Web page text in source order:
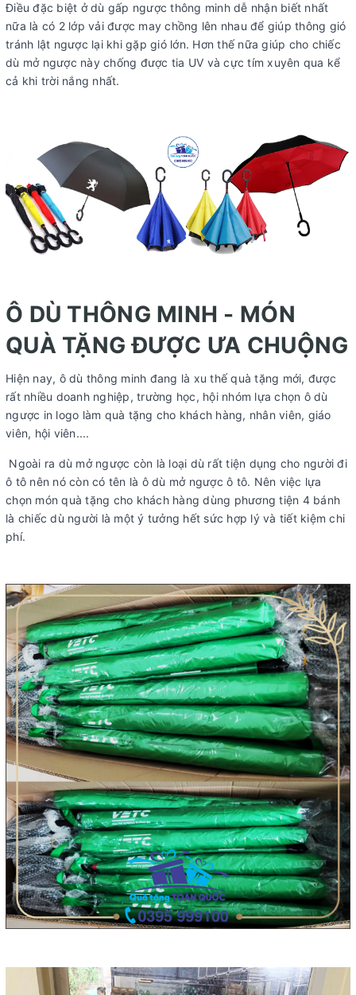
Điều đặc biệt ở dù gấp ngược thông minh dễ nhận biết nhất
nữa là có 2 lớp vải được may chồng lên nhau để giúp thông gió
tránh lật ngược lại khi gặp gió lớn. Hơn thế nữa giúp cho chiếc
dù mở ngược này chống được tia UV và cực tím xuyên qua kể
cả khi trời nắng nhất.
Ô DÙ THÔNG MINH - MÓN
QUÀ TẶNG ĐƯỢC ƯA CHUỘNG
Hiện nay, ô dù thông minh đang là xu thế quà tặng mới, được
rất nhiều doanh nghiệp, trường học, hội nhóm lựa chọn ô dù
ngược in logo làm quà tặng cho khách hàng, nhân viên, giáo
viên, hội viên....
Ngoài ra dù mở ngược còn là loại dù rất tiện dụng cho người đi
ô tô nên nó còn có tên là ô dù mở ngược ô tô. Nên việc lựa
chọn món quà tặng cho khách hàng dùng phương tiện 4 bánh
là chiếc dù người là một ý tưởng hết sức hợp lý và tiết kiệm chi
phí.